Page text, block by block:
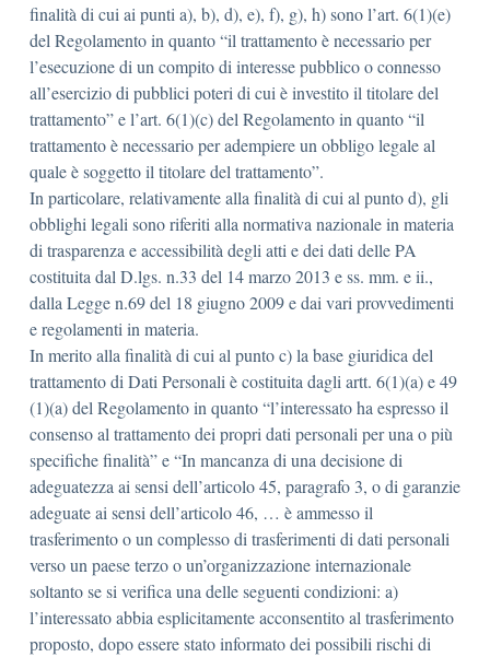
finalità di cui ai punti a), b), d), e), f), g), h) sono l’art. 6(1)(e)
del Regolamento in quanto “il trattamento è necessario per
l’esecuzione di un compito di interesse pubblico o connesso
all’esercizio di pubblici poteri di cui è investito il titolare del
trattamento” e l’art. 6(1)(c) del Regolamento in quanto “il
trattamento è necessario per adempiere un obbligo legale al
quale è soggetto il titolare del trattamento”.
In particolare, relativamente alla finalità di cui al punto d), gli
obblighi legali sono riferiti alla normativa nazionale in materia
di trasparenza e accessibilità degli atti e dei dati delle PA
costituita dal D.lgs. n.33 del 14 marzo 2013 e ss. mm. e ii.,
dalla Legge n.69 del 18 giugno 2009 e dai vari provvedimenti
e regolamenti in materia.
In merito alla finalità di cui al punto c) la base giuridica del
trattamento di Dati Personali è costituita dagli artt. 6(1)(a) e 49
(1)(a) del Regolamento in quanto “l’interessato ha espresso il
consenso al trattamento dei propri dati personali per una o più
specifiche finalità” e “In mancanza di una decisione di
adeguatezza ai sensi dell’articolo 45, paragrafo 3, o di garanzie
adeguate ai sensi dell’articolo 46, … è ammesso il
trasferimento o un complesso di trasferimenti di dati personali
verso un paese terzo o un’organizzazione internazionale
soltanto se si verifica una delle seguenti condizioni: a)
l’interessato abbia esplicitamente acconsentito al trasferimento
proposto, dopo essere stato informato dei possibili rischi di